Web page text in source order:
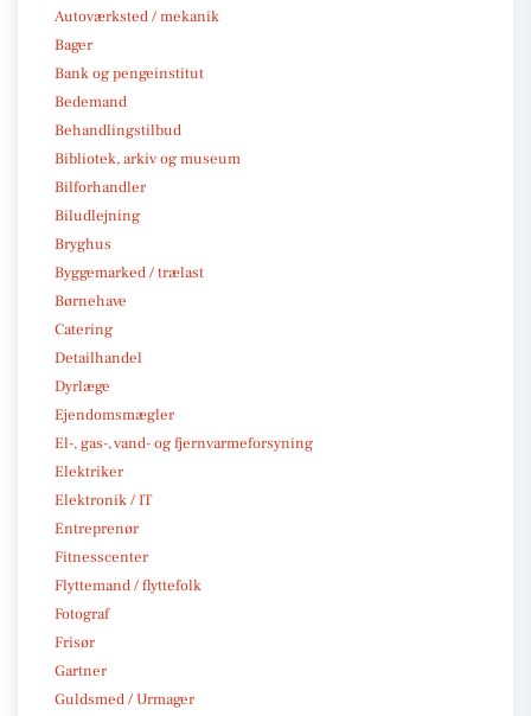
Autoværksted / mekanik
Bager
Bank og pengeinstitut
Bedemand
Behandlingstilbud
Bibliotek, arkiv og museum
Bilforhandler
Biludlejning
Bryghus
Byggemarked / trælast
Børnehave
Catering
Detailhandel
Dyrlæge
Ejendomsmægler
El-, gas-, vand- og fjernvarmeforsyning
Elektriker
Elektronik / IT
Entreprenør
Fitnesscenter
Flyttemand / flyttefolk
Fotograf
Frisør
Gartner
Guldsmed / Urmager